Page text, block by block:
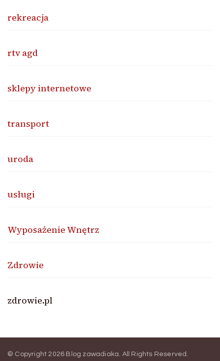
rekreacja
rtv agd
sklepy internetowe
transport
uroda
usługi
Wyposażenie Wnętrz
Zdrowie
zdrowie.pl
© Copyright 2026 Blog zawadiaka . All Rights Reserved.